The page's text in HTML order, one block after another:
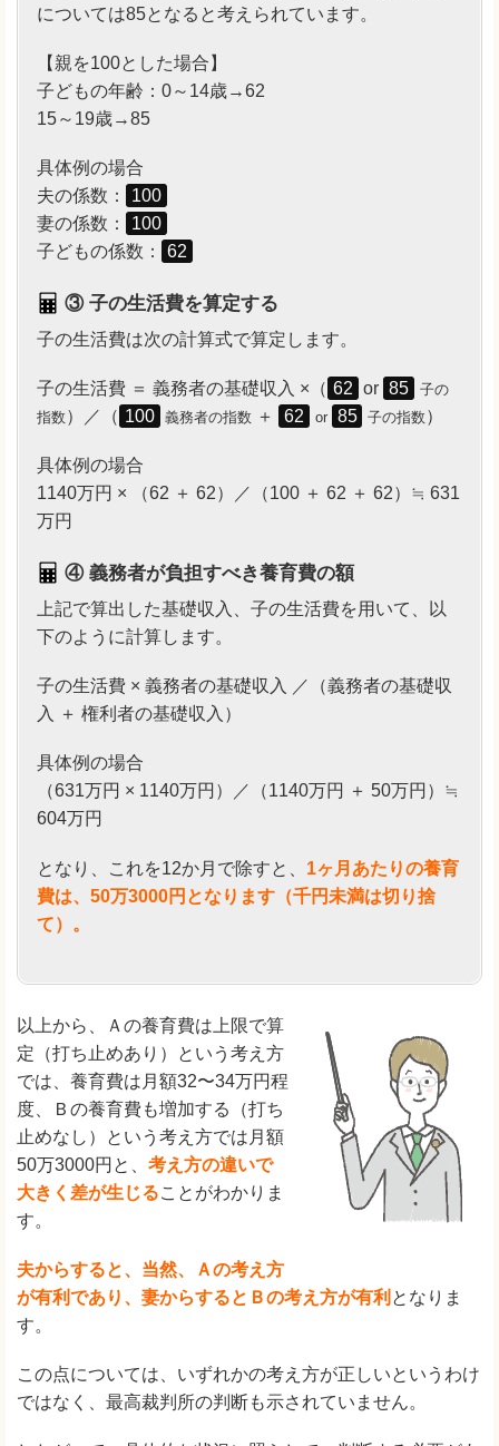
については85となると考えられています。
【親を100とした場合】
子どもの年齢：0～14歳→62
15～19歳→85
具体例の場合
夫の係数：
100
妻の係数：
100
子どもの係数：
62
③ 子の生活費を算定する
子の生活費は次の計算式で算定します。
子の生活費 ＝ 義務者の基礎収入 ×（ 62 or 85
子の
指数 ）／（ 100 義務者の指数 ＋ 62 or 85 子の指数 ）
具体例の場合
1140万円 × （62 ＋ 62）／（100 ＋ 62 ＋ 62）≒ 631
万円
④ 義務者が負担すべき養育費の額
上記で算出した基礎収入、子の生活費を用いて、以
下のように計算します。
子の生活費 × 義務者の基礎収入 ／（義務者の基礎収
入 ＋ 権利者の基礎収入）
具体例の場合
（631万円 × 1140万円）／（1140万円 ＋ 50万円）≒
604万円
となり、これを12か月で除すと、 1ヶ月あたりの養育
費は、50万3000円となります（千円未満は切り捨
て）。
以上から、Ａの養育費は上限で算
定（打ち止めあり）という考え方
では、養育費は月額32〜34万円程
度、Ｂの養育費も増加する（打ち
止めなし）という考え方では月額
50万3000円と、 考え方の違いで
大きく差が生じることがわかりま
す。
夫からすると、当然、Ａの考え方
が有利であり、妻からするとＢの考え方が有利 となりま
す。
この点については、いずれかの考え方が正しいというわけ
ではなく、最高裁判所の判断も示されていません。